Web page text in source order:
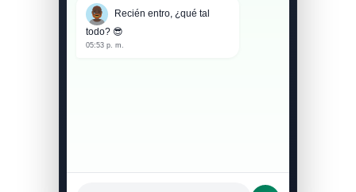
Recién entro, ¿qué tal
todo? 😎
05:53 p. m.